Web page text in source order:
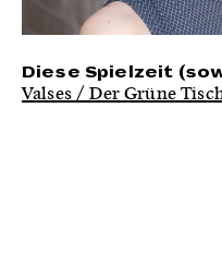
Diese Spielzeit
Valses / Der Grüne